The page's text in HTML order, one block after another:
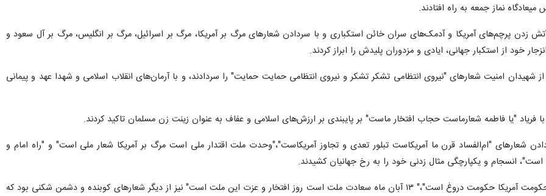
نماز جمعه به راه‌ افتادند.
زدن پرچم‌های آمریکا و آدمک‌های سران خائن استکباری و با سردادن شعارهای مرگ بر آمریکا، مرگ بر اسرائیل، مرگ بر انگلیس، مرگ بر آل سعود و
از استکبار جهانی، ایادی و مزدوران پلیدش را ابراز کردند.
شهیدان امنیت شعارهای "نیروی انتظامی تشکر تشکر و نیروی انتظامی حمایت حمایت" را سردادند، و با آرمان‌های انقلاب اسلامی و شهدا عهد و پیمانی
فریاد "یا فاطمه شعارماست حجاب افتخار ماست" بر پایبندی بر ارزش‌های اسلامی و عفاف به عنوان زینت زن مسلمان تاکید کردند.
شعارهای "ام‌الفساد قرن ما آمریکاست تبلور تعدی و تجاوز آمریکاست"،"وحدت ملت اقتدار ملی است مرگ بر آمریکا شعار ملی است" و "راه امام و
انسجام و یکپارچگی مثال زدنی خود را به رخ جهانیان کشیدند.
" جمهوری اسلامی چراغ پرفروغ است، حکومت آمریکا حکومت دروغ است"،" ۱۳ آبان ماه سعادت ملت است روز افتخار و عزت این ملت است" نیز از دیگر شعارهای کوبنده و دشمن شکنی بود که